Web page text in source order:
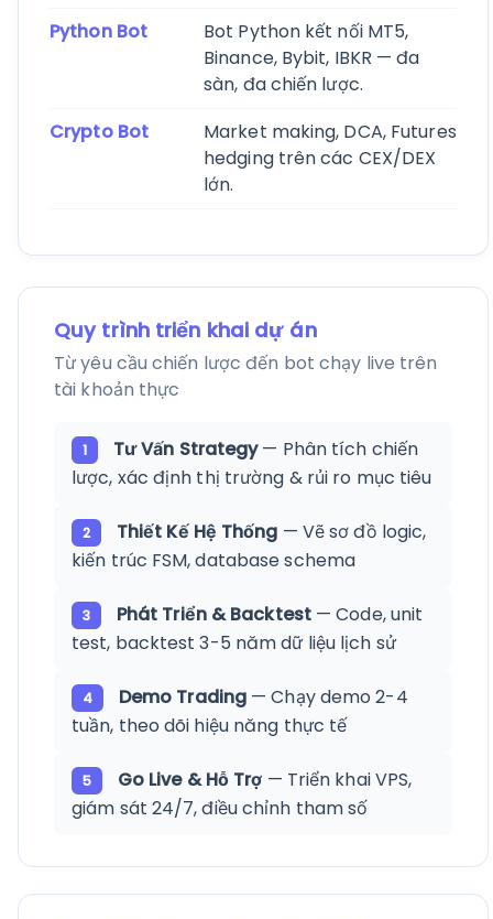
Python Bot
Bot Python kết nối MT5,
Binance, Bybit, IBKR — đa
sàn, đa chiến lược.
Crypto Bot
Market making, DCA, Futures
hedging trên các CEX/DEX
lớn.
Quy trình triển khai dự án
Từ yêu cầu chiến lược đến bot chạy live trên
tài khoản thực
1 Tư Vấn Strategy— Phân tích chiến
lược, xác định thị trường & rủi ro mục tiêu
2 Thiết Kế Hệ Thống — Vẽ sơ đồ logic,
kiến trúc FSM, database schema
3 Phát Triển & Backtest— Code, unit
test, backtest 3-5 năm dữ liệu lịch sử
4 Demo Trading — Chạy demo 2-4
tuần, theo dõi hiệu năng thực tế
5 Go Live & Hỗ Trợ — Triển khai VPS,
giám sát 24/7, điều chỉnh tham số